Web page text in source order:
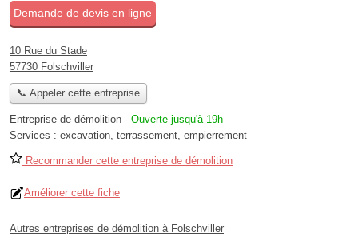
Demande de devis en ligne
10 Rue du Stade
57730 Folschviller
📞 Appeler cette entreprise
Entreprise de démolition - Ouverte jusqu'à 19h
Services : excavation, terrassement, empierrement
Recommander cette entreprise de démolition
Améliorer cette fiche
Autres entreprises de démolition à Folschviller